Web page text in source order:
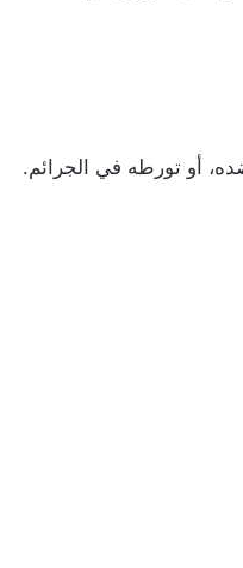
أو تورطه في الجرائم.